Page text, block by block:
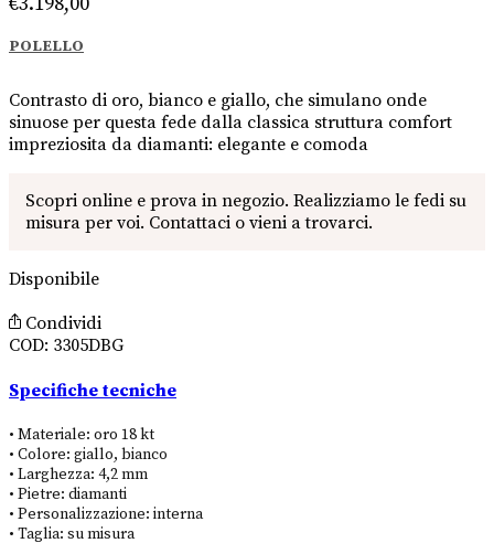
POLELLO
Contrasto di oro, bianco e giallo, che simulano onde
sinuose per questa fede dalla classica struttura comfort
impreziosita da diamanti: elegante e comoda
Disponibile
Condividi
COD: 3305DBG
Specifiche tecniche
• Materiale: oro 18 kt
• Colore: giallo, bianco
• Larghezza: 4,2 mm
• Pietre: diamanti
• Personalizzazione: interna
• Taglia: su misura